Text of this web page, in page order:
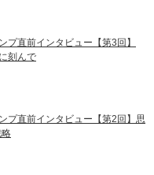
プ直前インタビュー【第3回】
刻んで
プ直前インタビュー【第2回】思